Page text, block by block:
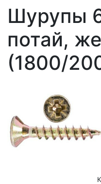
Шурупы
потай,
(1800/